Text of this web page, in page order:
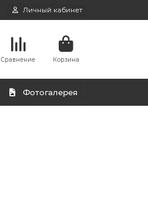
Личный кабинет
Сравнение Корзина
Фотогалерея